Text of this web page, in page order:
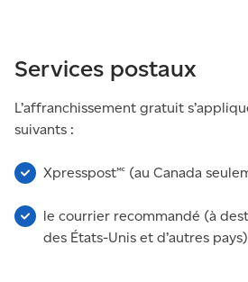
Services postaux
L’affranchissement gratuit
suivants :
Xpresspost🅪 (au Canada
le courrier recommandé (à
des États-Unis et d’autres pays)